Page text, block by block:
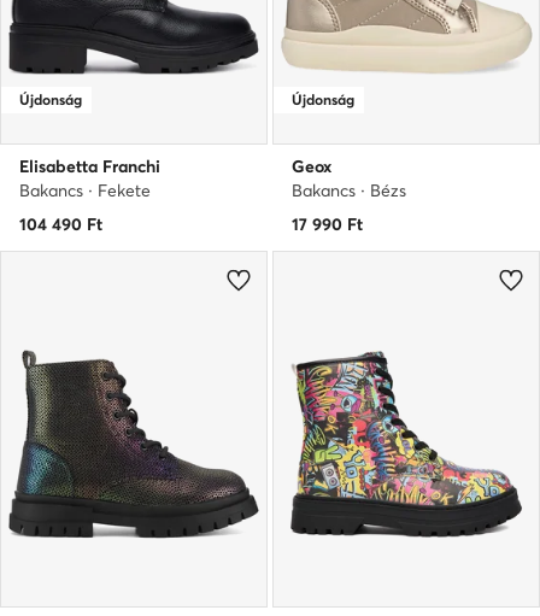
Újdonság
Elisabetta Franchi
Bakancs · Fekete
104 490 Ft
Újdonság
Geox
Bakancs · Bézs
17 990 Ft